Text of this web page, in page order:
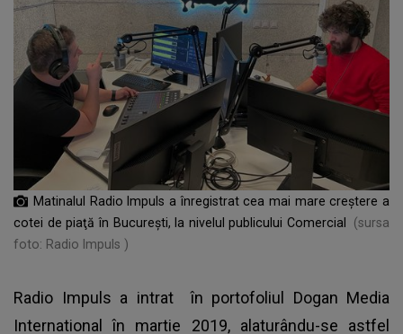
Matinalul Radio Impuls a înregistrat cea mai mare creştere a
cotei de piaţă în Bucureşti, la nivelul publicului Comercial
(sursa
foto: Radio Impuls )
Radio Impuls a intrat în portofoliul Dogan Media
International în martie 2019, alaturându-se astfel